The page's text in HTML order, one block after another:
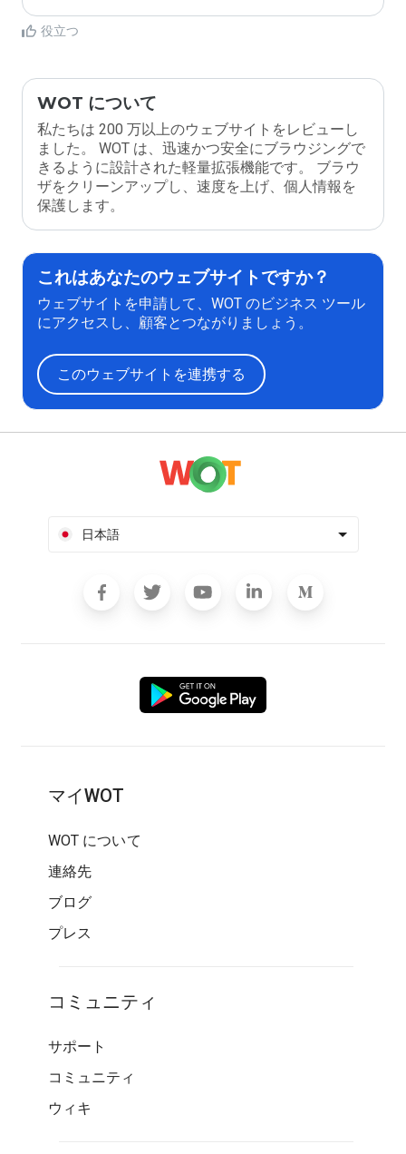
役立つ
WOT について
私たちは 200 万以上のウェブサイトをレビューし
ました。 WOT は、迅速かつ安全にブラウジングで
きるように設計された軽量拡張機能です。 ブラウ
ザをクリーンアップし、速度を上げ、個人情報を
保護します。
これはあなたのウェブサイトですか？
ウェブサイトを申請して、WOT のビジネス ツール
にアクセスし、顧客とつながりましょう。
このウェブサイトを連携する
日本語
マイWOT
WOT について
連絡先
ブログ
プレス
コミュニティ
サポート
コミュニティ
ウィキ